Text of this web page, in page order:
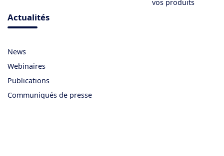
vos produits
Actualités
News
Webinaires
Publications
Communiqués de presse